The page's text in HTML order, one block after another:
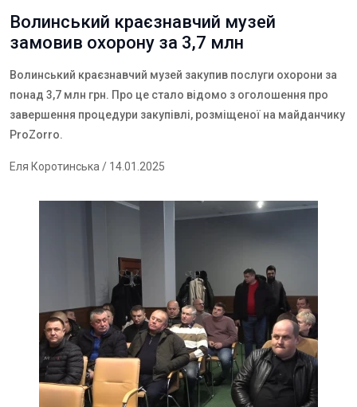
Волинський краєзнавчий музей
замовив охорону за 3,7 млн
Волинський краєзнавчий музей закупив послуги охорони за
понад 3,7 млн грн. Про це стало відомо з оголошення про
завершення процедури закупівлі, розміщеної на майданчику
ProZorro.
Еля Коротинська / 14.01.2025